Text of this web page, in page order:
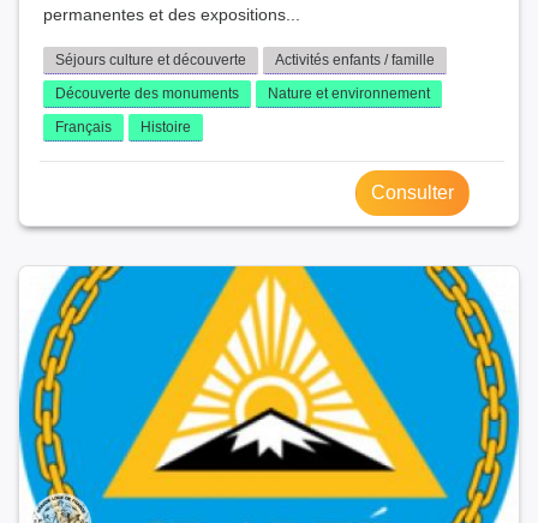
permanentes et des expositions...
Séjours culture et découverte
Activités enfants / famille
Découverte des monuments
Nature et environnement
Français
Histoire
Consulter